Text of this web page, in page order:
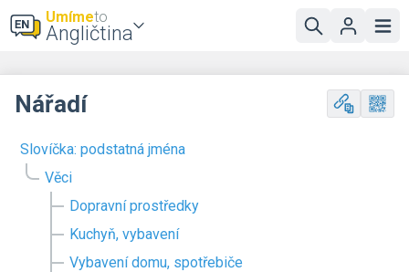
Umímeto
Angličtina
Slovíčka: podstatná jména
Věci
Dopravní prostředky
Kuchyň, vybavení
Vybavení domu, spotřebiče
Nářadí